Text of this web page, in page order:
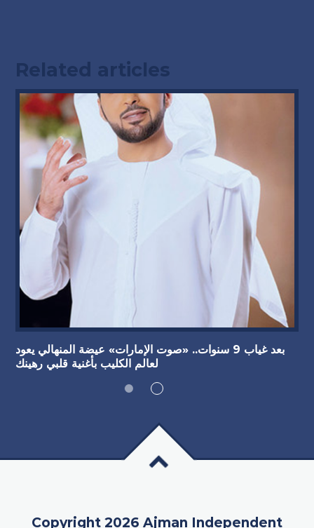
Related articles
بعد غياب 9 سنوات.. «صوت الإمارات» عيضة المنهالي يعود
لعالم الكليب بأغنية قلبي رهينك
Copyright 2026 Ajman Independent